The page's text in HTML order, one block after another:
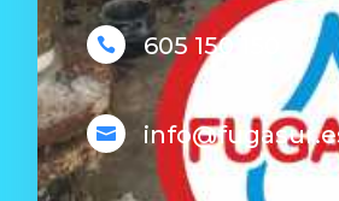
 605 150 150
